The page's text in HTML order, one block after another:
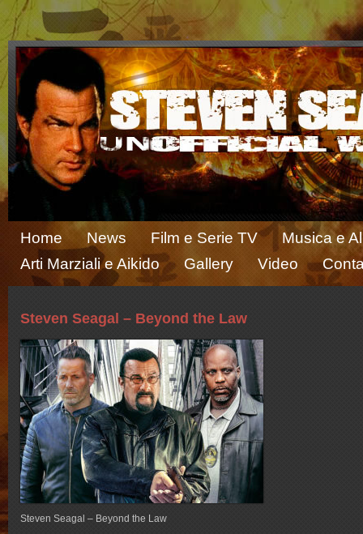
Home News Film e Serie TV
Musica e
Arti Marziali e Aikido
Gallery Video
Steven Seagal – Beyond the Law
Steven Seagal – Beyond the Law